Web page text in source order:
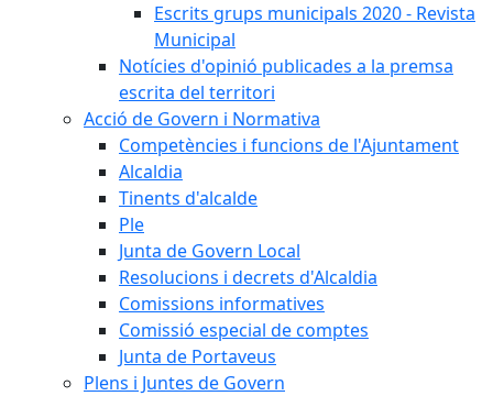
Escrits grups municipals 2020 - Revista
Municipal
Notícies d'opinió publicades a la premsa
escrita del territori
Acció de Govern i Normativa
Competències i funcions de l'Ajuntament
Alcaldia
Tinents d'alcalde
Ple
Junta de Govern Local
Resolucions i decrets d'Alcaldia
Comissions informatives
Comissió especial de comptes
Junta de Portaveus
Plens i Juntes de Govern